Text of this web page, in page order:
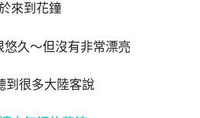
來到花鐘
悠久～但沒有非常漂亮
到很多大陸客說